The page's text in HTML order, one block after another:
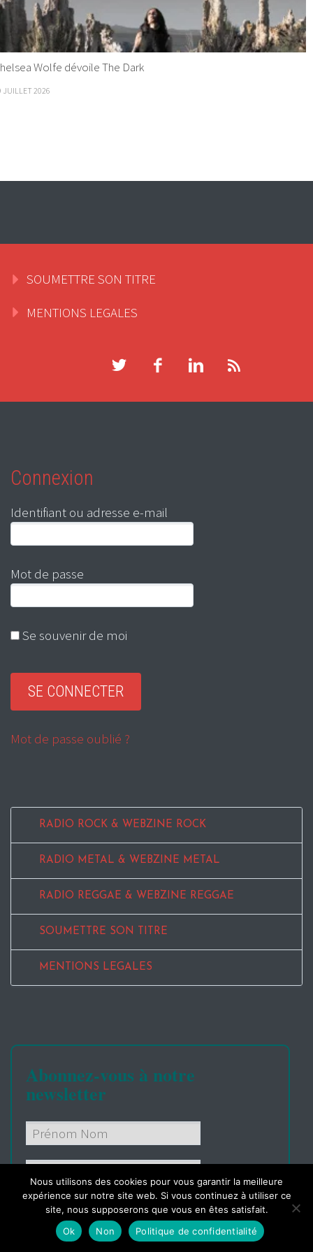
Wolfe dévoile The Dark
JUILLET 2026
SOUMETTRE SON TITRE
MENTIONS LEGALES
Connexion
Identifiant ou adresse e-mail
Mot de passe
Se souvenir de moi
Mot de passe oublié ?
RADIO ROCK & WEBZINE ROCK
RADIO METAL & WEBZINE METAL
RADIO REGGAE & WEBZINE REGGAE
SOUMETTRE SON TITRE
MENTIONS LEGALES
Abonnez-vous à notre
newsletter
Lire nosconditions
Nous utilisons des cookies pour vous garantir la meilleure
expérience sur notre site web. Si vous continuez à utiliser ce
site, nous supposerons que vous en êtes satisfait.
Ok
Non Politique de confidentialité